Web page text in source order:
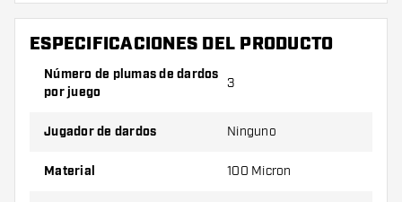
diferente de plumas para descubrir qué
variante es mejor para ti.
ESPECIFICACIONES DEL PRODUCTO
Número de plumas de dardos
por juego
3
Jugador de dardos Ninguno
Material 100 Micron